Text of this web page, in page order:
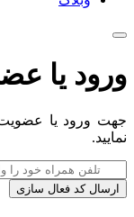
ورود یا
جهت ورود یا
نمایید.
ارسال کد فعال سازی